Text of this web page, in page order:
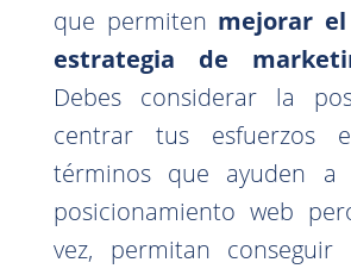
que permiten mejorar
estrategia de
Debes considerar la
centrar tus esfuerzos
términos que ayuden a
posicionamiento web
vez, permitan